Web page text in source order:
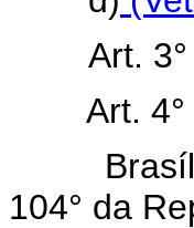
Art.
Art.
Brasília,
104° da